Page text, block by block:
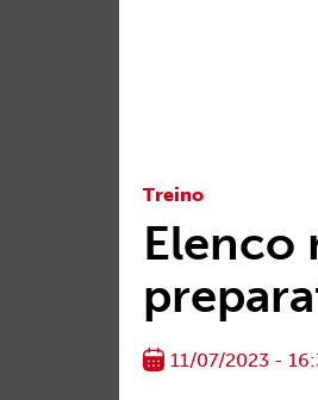
Treino
Elenco
11/07/2023 -